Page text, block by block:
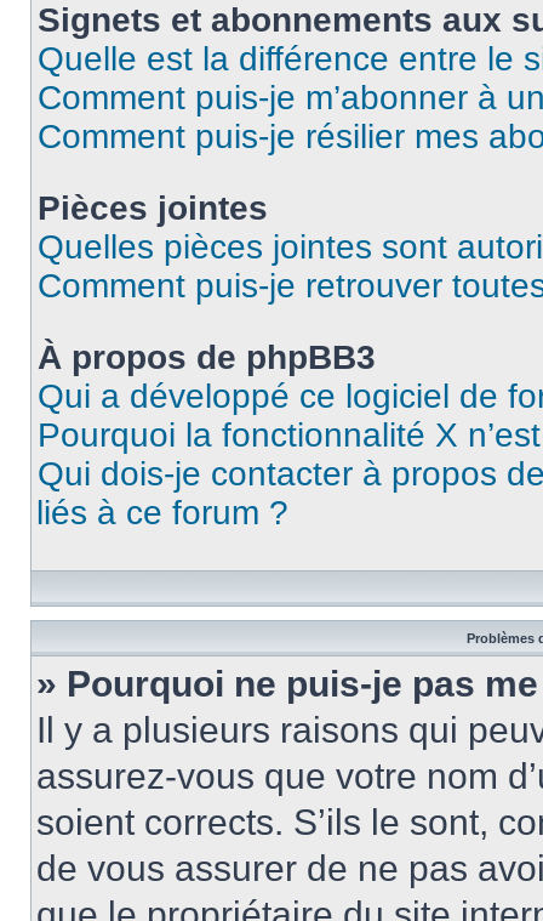
Signets et abonnements aux
Quelle est la différence entre le
Comment puis-je m’abonner à
Comment puis-je résilier mes
Pièces jointes
Quelles pièces jointes sont
Comment puis-je retrouver
À propos de phpBB3
Qui a développé ce logiciel de
Pourquoi la fonctionnalité X
Qui dois-je contacter à propos
liés à ce forum ?
Problèmes
» Pourquoi ne puis-je pas
Il y a plusieurs raisons qui
assurez-vous que votre nom
soient corrects. S’ils le sont,
de vous assurer de ne pas